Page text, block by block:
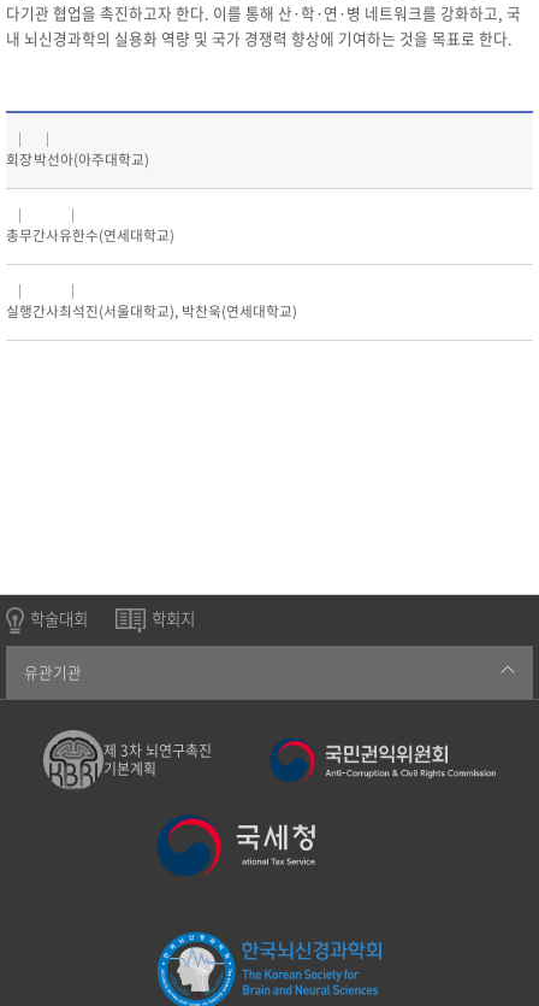
다기관 협업을 촉진하고자 한다. 이를 통해 산·학·연·병 네트워크를 강화하고, 국
내 뇌신경과학의 실용화 역량 및 국가 경쟁력 향상에 기여하는 것을 목표로 한다.
회장박선아(아주대학교)
총무간사유한수(연세대학교)
실행간사최석진(서울대학교), 박찬욱(연세대학교)
학술대회 학회지
유관기관
제 3차 뇌연구촉진
기본계획